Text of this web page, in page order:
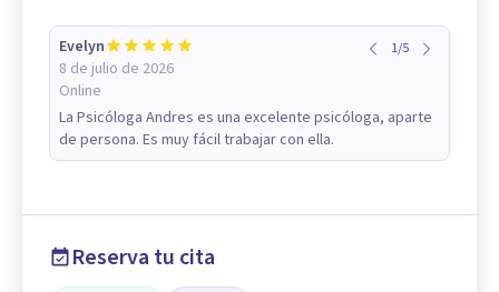
Evelyn
8 de julio de 2026
Online
1/5
La Psicóloga Andres es una excelente psicóloga, aparte
de persona. Es muy fácil trabajar con ella.
Reserva tu cita